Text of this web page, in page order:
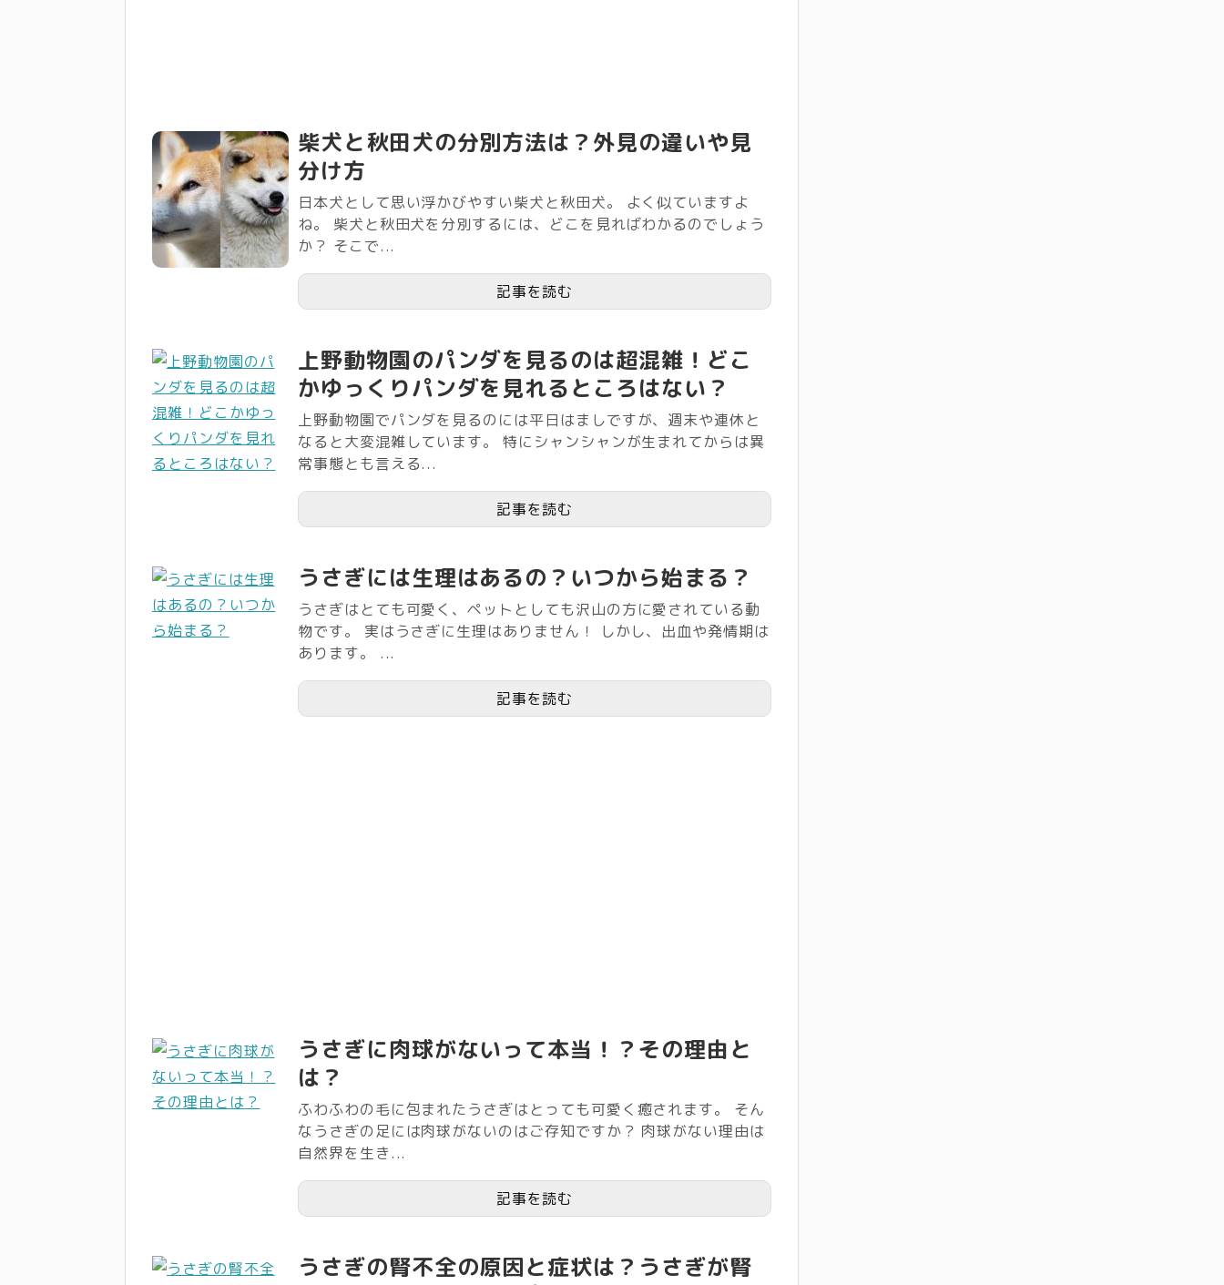
柴犬と秋田犬の分別方法は？外見の違いや見
分け方
日本犬として思い浮かびやすい柴犬と秋田犬。 よく似ていますよ
ね。 柴犬と秋田犬を分別するには、どこを見ればわかるのでしょう
か？ そこで...
記事を読む
上野動物園のパンダを見るのは超混雑！どこ
かゆっくりパンダを見れるところはない？
上野動物園でパンダを見るのには平日はましですが、週末や連休と
なると大変混雑しています。 特にシャンシャンが生まれてからは異
常事態とも言える...
記事を読む
うさぎには生理はあるの？いつから始まる？
うさぎはとても可愛く、ペットとしても沢山の方に愛されている動
物です。 実はうさぎに生理はありません！ しかし、出血や発情期は
あります。 ...
記事を読む
うさぎに肉球がないって本当！？その理由と
は？
ふわふわの毛に包まれたうさぎはとっても可愛く癒されます。 そん
なうさぎの足には肉球がないのはご存知ですか？ 肉球がない理由は
自然界を生き...
記事を読む
うさぎの腎不全の原因と症状は？うさぎが腎